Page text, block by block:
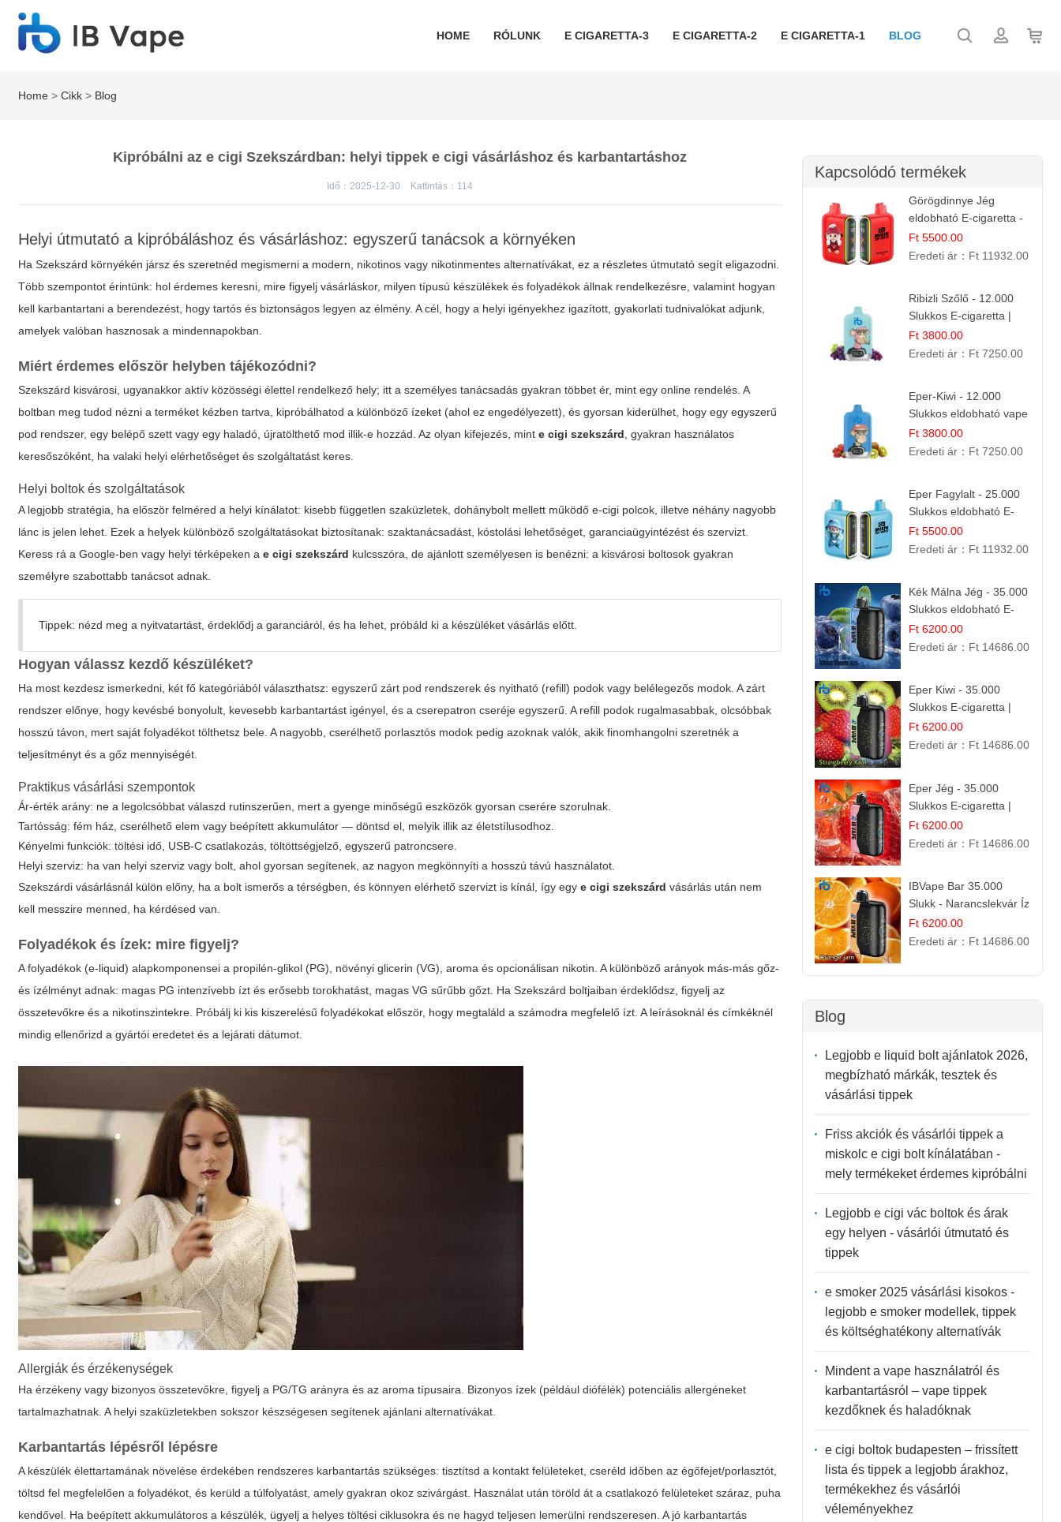
HOME RÓLUNK E CIGARETTA-3 E CIGARETTA-2 E CIGARETTA-1 BLOG
Home >Cikk > Blog
Kipróbálni az e cigi Szekszárdban: helyi tippek e cigi vásárláshoz és karbantartáshoz
Idő：2025-12-30 Kattintás： 114
Helyi útmutató a kipróbáláshoz és vásárláshoz: egyszerű tanácsok a környéken
Ha Szekszárd környékén jársz és szeretnéd megismerni a modern, nikotinos vagy nikotinmentes alternatívákat, ez a részletes útmutató segít eligazodni.
Több szempontot érintünk: hol érdemes keresni, mire figyelj vásárláskor, milyen típusú készülékek és folyadékok állnak rendelkezésre, valamint hogyan
kell karbantartani a berendezést, hogy tartós és biztonságos legyen az élmény. A cél, hogy a helyi igényekhez igazított, gyakorlati tudnivalókat adjunk,
amelyek valóban hasznosak a mindennapokban.
Miért érdemes először helyben tájékozódni?
Szekszárd kisvárosi, ugyanakkor aktív közösségi élettel rendelkező hely; itt a személyes tanácsadás gyakran többet ér, mint egy online rendelés. A
boltban meg tudod nézni a terméket kézben tartva, kipróbálhatod a különböző ízeket (ahol ez engedélyezett), és gyorsan kiderülhet, hogy egy egyszerű
pod rendszer, egy belépő szett vagy egy haladó, újratölthető mod illik-e hozzád. Az olyan kifejezés, minte cigi szekszárd , gyakran használatos
keresőszóként, ha valaki helyi elérhetőséget és szolgáltatást keres.
Helyi boltok és szolgáltatások
A legjobb stratégia, ha először felméred a helyi kínálatot: kisebb független szaküzletek, dohánybolt mellett működő e-cigi polcok, illetve néhány nagyobb
lánc is jelen lehet. Ezek a helyek különböző szolgáltatásokat biztosítanak: szaktanácsadást, kóstolási lehetőséget, garanciaügyintézést és szervizt.
Keress rá a Google-ben vagy helyi térképeken ae cigi szekszárd kulcsszóra, de ajánlott személyesen is benézni: a kisvárosi boltosok gyakran
személyre szabottabb tanácsot adnak.
Tippek: nézd meg a nyitvatartást, érdeklődj a garanciáról, és ha lehet, próbáld ki a készüléket vásárlás előtt.
Hogyan válassz kezdő készüléket?
Ha most kezdesz ismerkedni, két fő kategóriából választhatsz: egyszerű zárt pod rendszerek és nyitható (refill) podok vagy belélegezős modok. A zárt
rendszer előnye, hogy kevésbé bonyolult, kevesebb karbantartást igényel, és a cserepatron cseréje egyszerű. A refill podok rugalmasabbak, olcsóbbak
hosszú távon, mert saját folyadékot tölthetsz bele. A nagyobb, cserélhető porlasztós modok pedig azoknak valók, akik finomhangolni szeretnék a
teljesítményt és a gőz mennyiségét.
Praktikus vásárlási szempontok
Ár-érték arány: ne a legolcsóbbat válaszd rutinszerűen, mert a gyenge minőségű eszközök gyorsan cserére szorulnak.
Tartósság: fém ház, cserélhető elem vagy beépített akkumulátor — döntsd el, melyik illik az életstílusodhoz.
Kényelmi funkciók: töltési idő, USB-C csatlakozás, töltöttségjelző, egyszerű patroncsere.
Helyi szerviz: ha van helyi szerviz vagy bolt, ahol gyorsan segítenek, az nagyon megkönnyíti a hosszú távú használatot.
Szekszárdi vásárlásnál külön előny, ha a bolt ismerős a térségben, és könnyen elérhető szervizt is kínál, így egye cigi szekszárd vásárlás után nem
kell messzire menned, ha kérdésed van.
Folyadékok és ízek: mire figyelj?
A folyadékok (e-liquid) alapkomponensei a propilén-glikol (PG), növényi glicerin (VG), aroma és opcionálisan nikotin. A különböző arányok más-más gőz-
és ízélményt adnak: magas PG intenzívebb ízt és erősebb torokhatást, magas VG sűrűbb gőzt. Ha Szekszárd boltjaiban érdeklődsz, figyelj az
összetevőkre és a nikotinszintekre. Próbálj ki kis kiszerelésű folyadékokat először, hogy megtaláld a számodra megfelelő ízt. A leírásoknál és címkéknél
mindig ellenőrizd a gyártói eredetet és a lejárati dátumot.
Allergiák és érzékenységek
Ha érzékeny vagy bizonyos összetevőkre, figyelj a PG/TG arányra és az aroma típusaira. Bizonyos ízek (például diófélék) potenciális allergéneket
tartalmazhatnak. A helyi szaküzletekben sokszor készségesen segítenek ajánlani alternatívákat.
Karbantartás lépésről lépésre
A készülék élettartamának növelése érdekében rendszeres karbantartás szükséges: tisztítsd a kontakt felületeket, cseréld időben az égőfejet/porlasztót,
töltsd fel megfelelően a folyadékot, és kerüld a túlfolyatást, amely gyakran okoz szivárgást. Használat után töröld át a csatlakozó felületeket száraz, puha
kendővel. Ha beépített akkumulátoros a készülék, ügyelj a helyes töltési ciklusokra és ne hagyd teljesen lemerülni rendszeresen. A jó karbantartás
Kapcsolódó termékek
Görögdinnye Jég
eldobható E-cigaretta -
25.000 Slukk | Frissítő
Nyári Íz
Ft 5500.00
Eredeti ár： Ft 11932.00
Ribizli Szőlő - 12.000
Slukkos E-cigaretta |
Kifinomult Gyümölcs Íz
Ft 3800.00
Eredeti ár： Ft 7250.00
Eper-Kiwi - 12.000
Slukkos eldobható vape
| Friss Gyümölcs
Kombináció
Ft 3800.00
Eredeti ár： Ft 7250.00
Eper Fagylalt - 25.000
Slukkos eldobható E-
cigaretta | Édes
Desszert Íz
Ft 5500.00
Eredeti ár： Ft 11932.00
Kék Málna Jég - 35.000
Slukkos eldobható E-
cigaretta | Frissítő
Ízélmény
Ft 6200.00
Eredeti ár： Ft 14686.00
Eper Kiwi - 35.000
Slukkos E-cigaretta |
IBVape Bar Friss
Gyümölcs Ízek
Ft 6200.00
Eredeti ár： Ft 14686.00
Eper Jég - 35.000
Slukkos E-cigaretta |
IBVape Bar
Ft 6200.00
Eredeti ár： Ft 14686.00
IBVape Bar 35.000
Slukk - Narancslekvár Íz
| Prémium E-cigaretta
Ft 6200.00
Eredeti ár： Ft 14686.00
Blog
Legjobb e liquid bolt ajánlatok 2026,
megbízható márkák, tesztek és
vásárlási tippek
Friss akciók és vásárlói tippek a
miskolc e cigi bolt kínálatában -
mely termékeket érdemes kipróbálni
Legjobb e cigi vác boltok és árak
egy helyen - vásárlói útmutató és
tippek
e smoker 2025 vásárlási kisokos -
legjobb e smoker modellek, tippek
és költséghatékony alternatívák
Mindent a vape használatról és
karbantartásról – vape tippek
kezdőknek és haladóknak
e cigi boltok budapesten – frissített
lista és tippek a legjobb árakhoz,
termékekhez és vásárlói
véleményekhez